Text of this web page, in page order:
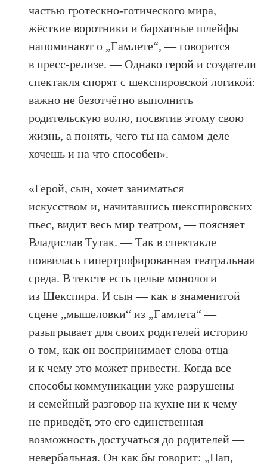
частью гротескно-готического мира,
жёсткие воротники и бархатные шлейфы
напоминают о „Гамлете“, — говорится
в пресс-релизе. — Однако герой и создатели
спектакля спорят с шекспировской логикой:
важно не безотчётно выполнить
родительскую волю, посвятив этому свою
жизнь, а понять, чего ты на самом деле
хочешь и на что способен».
«Герой, сын, хочет заниматься
искусством и, начитавшись шекспировских
пьес, видит весь мир театром, — поясняет
Владислав Тутак. — Так в спектакле
появилась гипертрофированная театральная
среда. В тексте есть целые монологи
из Шекспира. И сын — как в знаменитой
сцене „мышеловки“ из „Гамлета“ —
разыгрывает для своих родителей историю
о том, как он воспринимает слова отца
и к чему это может привести. Когда все
способы коммуникации уже разрушены
и семейный разговор на кухне ни к чему
не приведёт, это его единственная
возможность достучаться до родителей —
невербальная. Он как бы говорит: „Пап,